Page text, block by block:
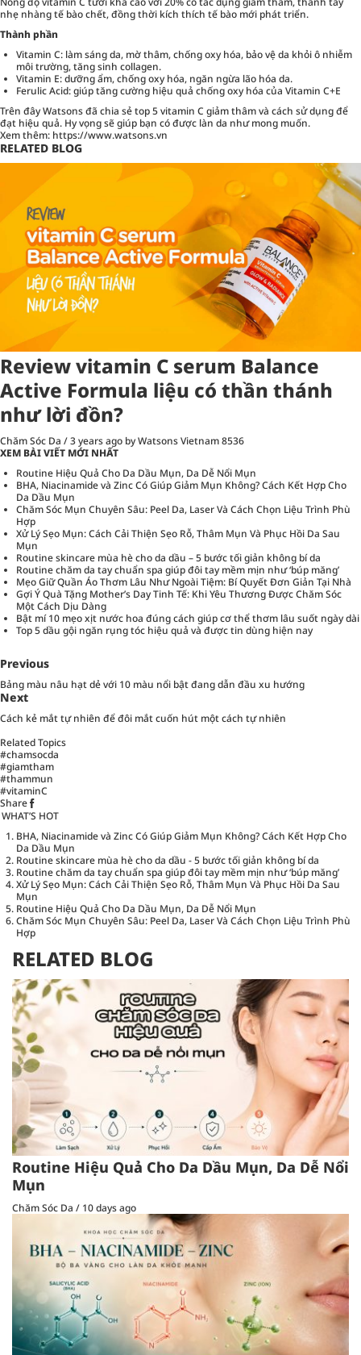
nhẹ nhàng tế bào chết, đồng thời kích thích tế bào mới phát triển.
Thành phần
Vitamin C: làm sáng da, mờ thâm, chống oxy hóa, bảo vệ da khỏi ô nhiễm
môi trường, tăng sinh collagen.
Vitamin E: dưỡng ẩm, chống oxy hóa, ngăn ngừa lão hóa da.
Ferulic Acid: giúp tăng cường hiệu quả chống oxy hóa của Vitamin C+E
Trên đây Watsons đã chia sẻ top 5 vitamin C giảm thâm và cách sử dụng để
đạt hiệu quả. Hy vọng sẽ giúp bạn có được làn da như mong muốn.
Xem thêm: https://www.watsons.vn
RELATED BLOG
Review vitamin C serum Balance
Active Formula liệu có thần thánh
như lời đồn?
Chăm Sóc Da /3 years ago by Watsons Vietnam8536
XEM BÀI VIẾT MỚI NHẤT
Routine Hiệu Quả Cho Da Dầu Mụn, Da Dễ Nổi Mụn
BHA, Niacinamide và Zinc Có Giúp Giảm Mụn Không? Cách Kết Hợp Cho
Da Dầu Mụn
Chăm Sóc Mụn Chuyên Sâu: Peel Da, Laser Và Cách Chọn Liệu Trình Phù
Hợp
Xử Lý Sẹo Mụn: Cách Cải Thiện Sẹo Rỗ, Thâm Mụn Và Phục Hồi Da Sau
Mụn
Routine skincare mùa hè cho da dầu – 5 bước tối giản không bí da
Routine chăm da tay chuẩn spa giúp đôi tay mềm mịn như ‘búp măng’
Mẹo Giữ Quần Áo Thơm Lâu Như Ngoài Tiệm: Bí Quyết Đơn Giản Tại Nhà
Gợi Ý Quà Tặng Mother’s Day Tinh Tế: Khi Yêu Thương Được Chăm Sóc
Một Cách Dịu Dàng
Bật mí 10 mẹo xịt nước hoa đúng cách giúp cơ thể thơm lâu suốt ngày dài
Top 5 dầu gội ngăn rụng tóc hiệu quả và được tin dùng hiện nay
Previous
Bảng màu nâu hạt dẻ với 10 màu nổi bật đang dẫn đầu xu hướng
Next
Cách kẻ mắt tự nhiên để đôi mắt cuốn hút một cách tự nhiên
Related Topics
#chamsocda
#giamtham
#thammun
#vitaminC
Share
WHAT’S HOT
BHA, Niacinamide và Zinc Có Giúp Giảm Mụn Không? Cách Kết Hợp Cho
Da Dầu Mụn
Routine skincare mùa hè cho da dầu - 5 bước tối giản không bí da
Routine chăm da tay chuẩn spa giúp đôi tay mềm mịn như ‘búp măng’
Xử Lý Sẹo Mụn: Cách Cải Thiện Sẹo Rỗ, Thâm Mụn Và Phục Hồi Da Sau
Mụn
Routine Hiệu Quả Cho Da Dầu Mụn, Da Dễ Nổi Mụn
Chăm Sóc Mụn Chuyên Sâu: Peel Da, Laser Và Cách Chọn Liệu Trình Phù
Hợp
RELATED BLOG
Routine Hiệu Quả Cho Da Dầu Mụn, Da Dễ Nổi
Mụn
Chăm Sóc Da / 10 days ago